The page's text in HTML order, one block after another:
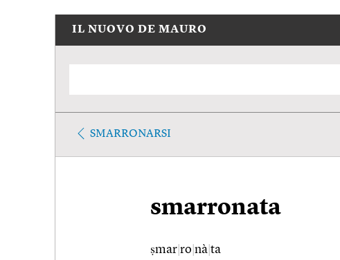
IL NUOVO DE MAURO
SMARRONARSI
smarronata
ṣmar ro nà ta